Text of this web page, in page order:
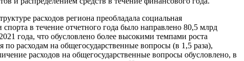
расходов региона преобладала социальная
в течение отчетного года было направлено 80,5 млрд
года, что обусловлено более высокими темпами роста
расходам на общегосударственные вопросы (в 1,5 раза),
расходов на общегосударственные вопросы обусловлено, в